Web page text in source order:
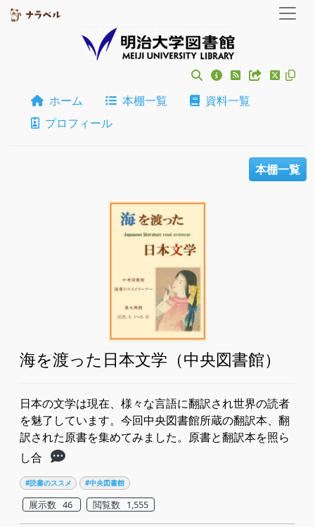
ホーム 本棚一覧
資料一覧
プロフィール
本棚一覧
海を渡った日本文学（中央図書館）
日本の文学は現在、様々な言語に翻訳され世界の読者
を魅了しています。今回中央図書館所蔵の翻訳本、翻
訳された原書を集めてみました。原書と翻訳本を照ら
し合
#読書のススメ #中央図書館
展示数 46 閲覧数 1,555